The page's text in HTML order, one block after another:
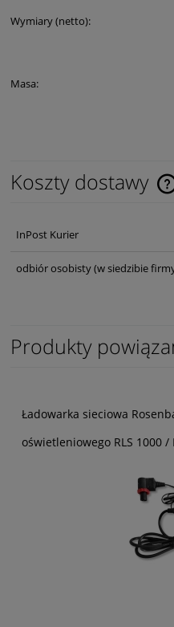
Wymiary (netto):
Masa:
Koszty dostawy
Cena nie zawiera ewentualnych
InPost Kurier
odbiór osobisty(w siedzibie
Produkty
Ładowarka sieciowa
oświetleniowego RLS 1000 /